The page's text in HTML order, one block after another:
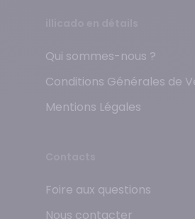
Qui sommes-nous ?
Conditions Générales de
Mentions Légales
Foire aux questions
Nous contacter